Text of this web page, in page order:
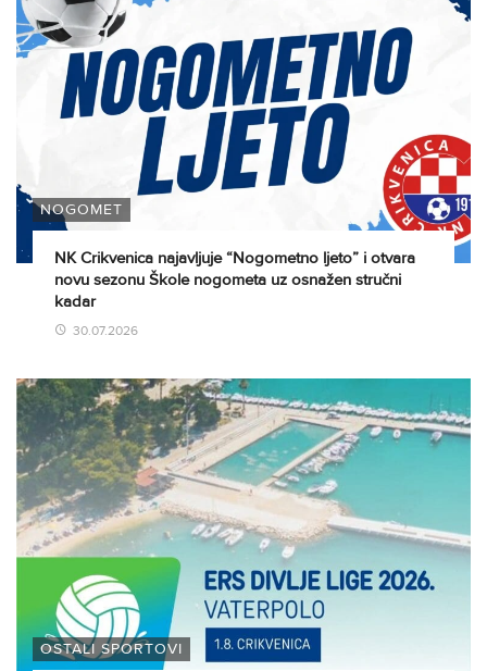
NOGOMET
NK Crikvenica najavljuje “Nogometno ljeto” i otvara
novu sezonu Škole nogometa uz osnažen stručni
kadar
30.07.2026
OSTALI SPORTOVI